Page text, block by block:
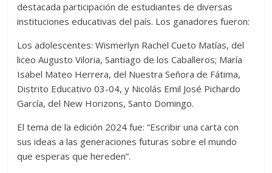
destacada participación de estudiantes de diversas
instituciones educativas del país. Los ganadores fueron:
Los adolescentes: Wismerlyn Rachel Cueto Matías, del
liceo Augusto Viloria, Santiago de los Caballeros; María
Isabel Mateo Herrera, del Nuestra Señora de Fátima,
Distrito Educativo 03-04, y Nicolás Emil José Pichardo
García, del New Horizons, Santo Domingo.
El tema de la edición 2024 fue: “Escribir una carta con
sus ideas a las generaciones futuras sobre el mundo
que esperas que hereden”.